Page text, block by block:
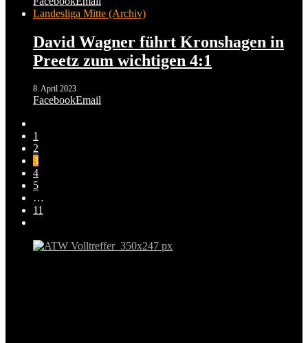
Landesliga Mitte (Archiv)
David Wagner führt Kronshagen in
Preetz zum wichtigen 4:1
8. April 2023
FacebookEmail
1
2
3
4
5
…
11